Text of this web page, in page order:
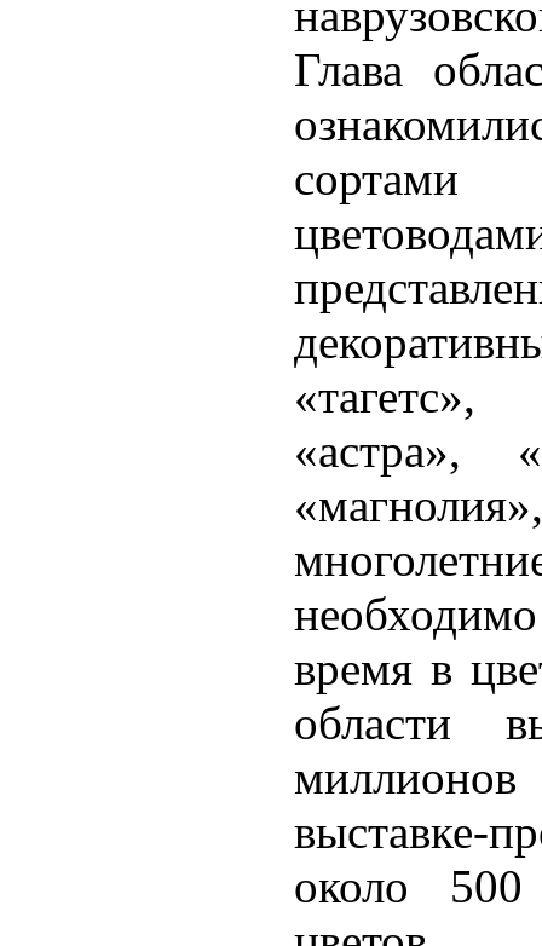
Глава
сортами
«тагетс»,
«астра»,
время в
области
выставке-
около